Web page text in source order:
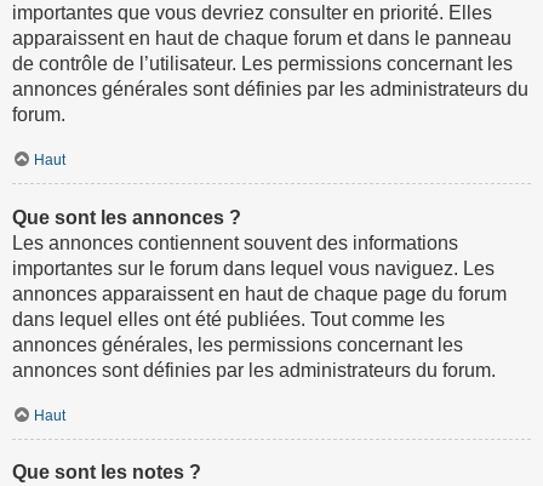
importantes que vous devriez consulter en priorité. Elles
apparaissent en haut de chaque forum et dans le panneau
de contrôle de l’utilisateur. Les permissions concernant les
annonces générales sont définies par les administrateurs du
forum.
Haut
Que sont les annonces ?
Les annonces contiennent souvent des informations
importantes sur le forum dans lequel vous naviguez. Les
annonces apparaissent en haut de chaque page du forum
dans lequel elles ont été publiées. Tout comme les
annonces générales, les permissions concernant les
annonces sont définies par les administrateurs du forum.
Haut
Que sont les notes ?